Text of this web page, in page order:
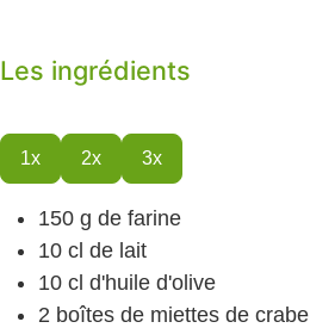
Les ingrédients
1x 2x 3x
150 g de farine
10 cl de lait
10 cl d'huile d'olive
2 boîtes de miettes de crabe